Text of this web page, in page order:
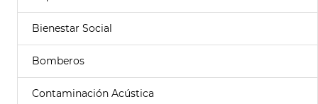
Bienestar Social
Bomberos
Contaminación Acústica